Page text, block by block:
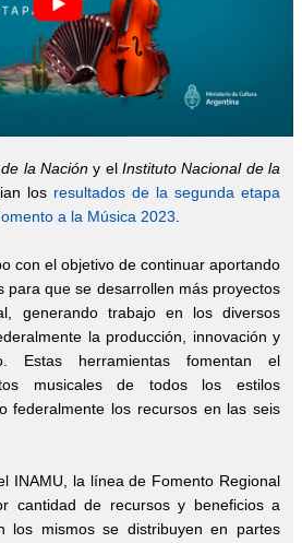
la Nacióny elInstituto Nacional de la
los resultados de la segunda etapa
a la Música 2023
con el objetivo de continuar aportando
para que se desarrollen más proyectos
generando trabajo en los diversos
la producción, innovación y
Estas herramientas fomentan el
musicales de todos los estilos
federalmente los recursos en las seis
INAMU, la línea de Fomento Regional
cantidad de recursos y beneficios a
los mismos se distribuyen en partes